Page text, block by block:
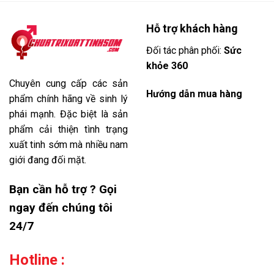
Chuyên cung cấp các sản
phẩm chính hãng về sinh lý
phái mạnh. Đặc biệt là sản
phẩm cải thiện tình trạng
xuất tinh sớm mà nhiều nam
giới đang đối mặt.
Bạn cần hỗ trợ ? Gọi
ngay đến chúng tôi
24/7
Hotline :
Hỗ trợ khách hàng
Đối tác phân phối: Sức
khỏe 360
Hướng dẫn mua hàng